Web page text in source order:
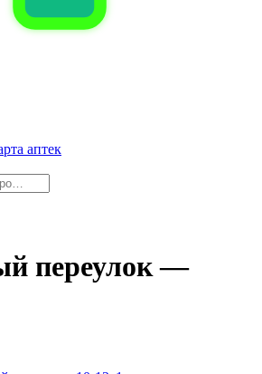
аптек
переулок —